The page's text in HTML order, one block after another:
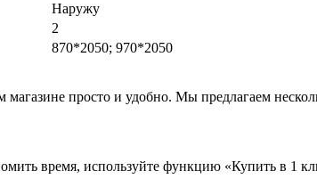
Наружу
2
870*2050; 970*2050
магазине просто и удобно. Мы предлагаем
время, используйте функцию «Купить в 1